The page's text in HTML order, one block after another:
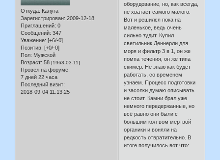
Откуда: Калуга
Зарегистрирован: 2009-12-18
Приглашений: 0
Сообщений: 347
Уважение: [+6/-0]
Позитив: [+0/-0]
Пол: Мужской
Возраст: 58 [1968-03-11]
Провел на форуме:
7 дней 22 часа
Последний визит:
2018-09-04 11:13:25
оборудование, но, как всегда,
не хватает самого малого.
Вот и решился пока на
маленькое, ведь очень
сильно зудит. Купил
светильник Деннерли для
моря и фильтр 3 в 1, он же
помпа течения, он же типа
скимер. Не знаю как будет
работать, со временем
узнаем. Процесс подготовки
и засолки думаю описывать
не стоит. Камни брал уже
немного передержанные, но
всё равно они были с
большим кол-вом мёртвой
органики и воняли на
редкость отвратительно. В
итоге получилось вот что: